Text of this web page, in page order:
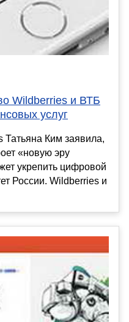
Wildberries и ВТБ
услуг
Татьяна Ким заявила,
«новую эру
укрепить цифровой
России. Wildberries и